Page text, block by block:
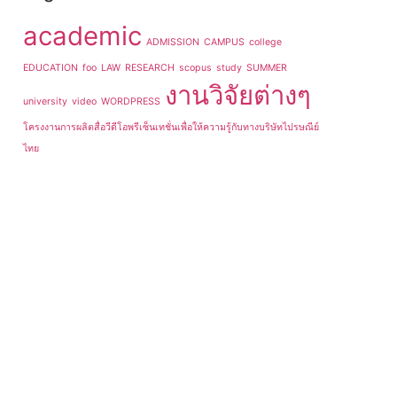
academic ADMISSION CAMPUS college
EDUCATION foo LAW RESEARCH scopus study SUMMER
university video WORDPRESS งานวิจัยต่างๆ
โครงงานการผลิตสื่อวีดีโอพรีเซ็นเทชั่นเพื่อให้ความรู้กับทางบริษัทไปรษณีย์
ไทย